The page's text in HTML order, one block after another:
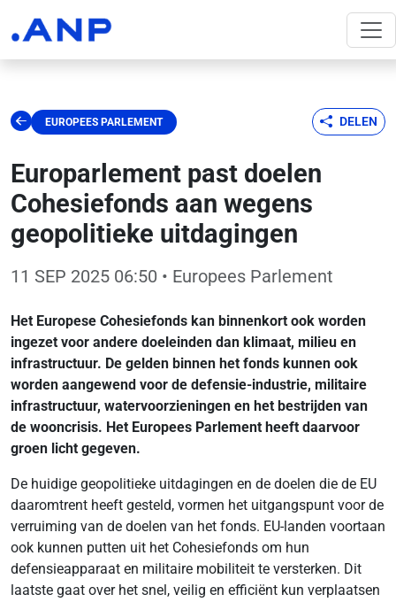
EUROPEES PARLEMENT DELEN
Europarlement past doelen
Cohesiefonds aan wegens
geopolitieke uitdagingen
11 SEP 2025 06:50 • Europees Parlement
Het Europese Cohesiefonds kan binnenkort ook worden
ingezet voor andere doeleinden dan klimaat, milieu en
infrastructuur. De gelden binnen het fonds kunnen ook
worden aangewend voor de defensie-industrie, militaire
infrastructuur, watervoorzieningen en het bestrijden van
de wooncrisis. Het Europees Parlement heeft daarvoor
groen licht gegeven.
De huidige geopolitieke uitdagingen en de doelen die de EU
daaromtrent heeft gesteld, vormen het uitgangspunt voor de
verruiming van de doelen van het fonds. EU-landen voortaan
ook kunnen putten uit het Cohesiefonds om hun
defensieapparaat en militaire mobiliteit te versterken. Dit
laatste gaat over het snel, veilig en efficiënt kun verplaatsen